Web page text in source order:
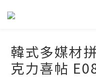
韓式多媒材
克力喜帖